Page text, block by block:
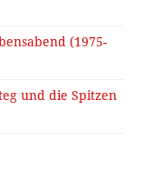
(1975-
und die Spitzen